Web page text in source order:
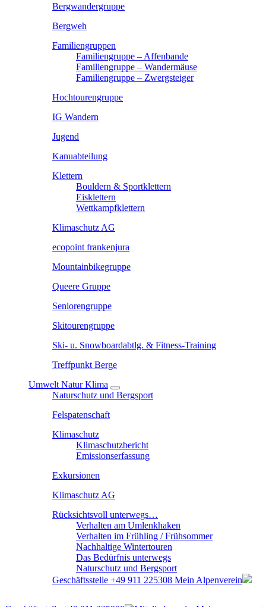
Bergwandergruppe
Bergweh
Familiengruppen
Familiengruppe – Affenbande
Familiengruppe – Wandermäuse
Familiengruppe – Zwergsteiger
Hochtourengruppe
IG Wandern
Jugend
Kanuabteilung
Klettern
Bouldern & Sportklettern
Eisklettern
Wettkampfklettern
Klimaschutz AG
ecopoint frankenjura
Mountainbikegruppe
Queere Gruppe
Seniorengruppe
Skitourengruppe
Ski- u. Snowboardabtlg. & Fitness-Training
Treffpunkt Berge
Umwelt Natur Klima
Naturschutz und Bergsport
Felspatenschaft
Klimaschutz
Klimaschutzbericht
Emissionserfassung
Exkursionen
Klimaschutz AG
Rücksichtsvoll unterwegs…
Verhalten am Umlenkhaken
Verhalten im Frühling / Frühsommer
Nachhaltige Wintertouren
Das Bedürfnis unterwegs
Naturschutz und Bergsport
Geschäftsstelle +49 911 225308 Mein Alpenverein